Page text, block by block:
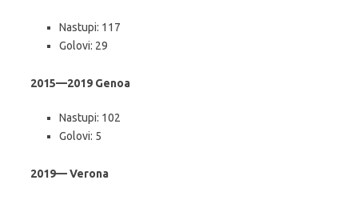
Nastupi: 117
Golovi: 29
2015—2019 Genoa
Nastupi: 102
Golovi: 5
2019— Verona